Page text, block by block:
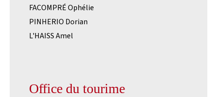
FACOMPRÉ Ophélie
PINHERIO Dorian
L'HAISS Amel
Office du tourime